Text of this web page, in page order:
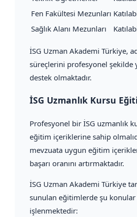
Fen Fakültesi Mezunları
Sağlık Alanı Mezunları
İSG Uzman Akademi Türkiye,
süreçlerini profesyonel şekilde
destek olmaktadır.
İSG Uzmanlık Kursu
Profesyonel bir İSG uzmanlık
eğitim içeriklerine sahip
mevzuata uygun eğitim
başarı oranını artırmaktadır.
İSG Uzman Akademi Türkiye
sunulan eğitimlerde şu konular
işlenmektedir: